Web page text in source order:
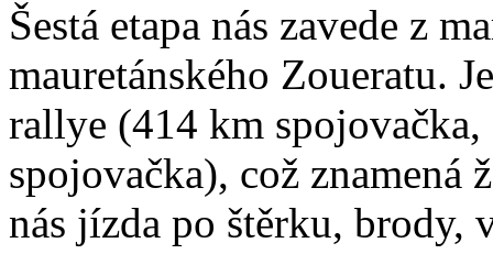
Šestá etapa nás zavede z
mauretánského Zoueratu.
rallye (414 km
spojovačka), což znamená
nás jízda po štěrku, brody,